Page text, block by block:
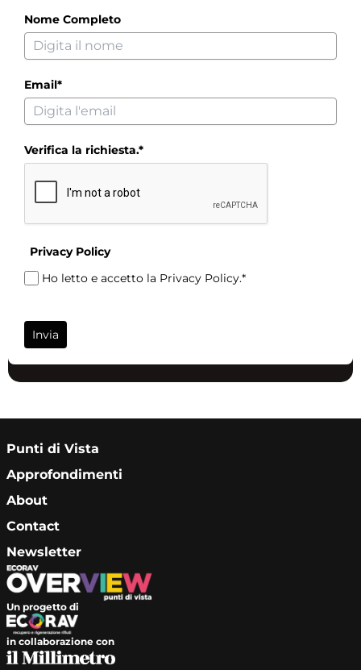
Nome Completo
Email*
Verifica la richiesta.*
Privacy Policy
Ho letto e accetto la Privacy Policy.*
Invia
Punti di Vista
Approfondimenti
About
Contact
Newsletter
Un progetto di
in collaborazione con